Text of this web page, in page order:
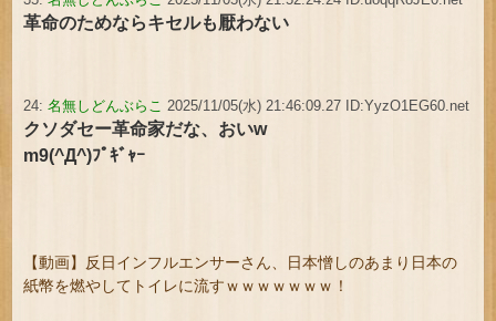
革命のためならキセルも厭わない
24:名無しどんぶらこ 2025/11/05(水) 21:46:09.27 ID:YyzO1EG60.net
クソダセー革命家だな、おいw
m9(^Д^)ﾌﾟｷﾞｬｰ
【動画】反日インフルエンサーさん、日本憎しのあまり日本の
紙幣を燃やしてトイレに流すｗｗｗｗｗｗｗ！